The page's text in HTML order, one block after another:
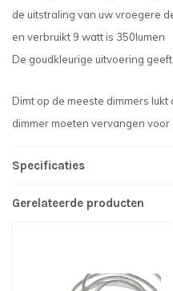
de uitstraling van uw vroegere
en verbruikt 9 watt is 350lumen
De goudkleurige uitvoering
Dimt op de meeste dimmers lukt
dimmer moeten vervangen voor
Specificaties
Gerelateerde producten